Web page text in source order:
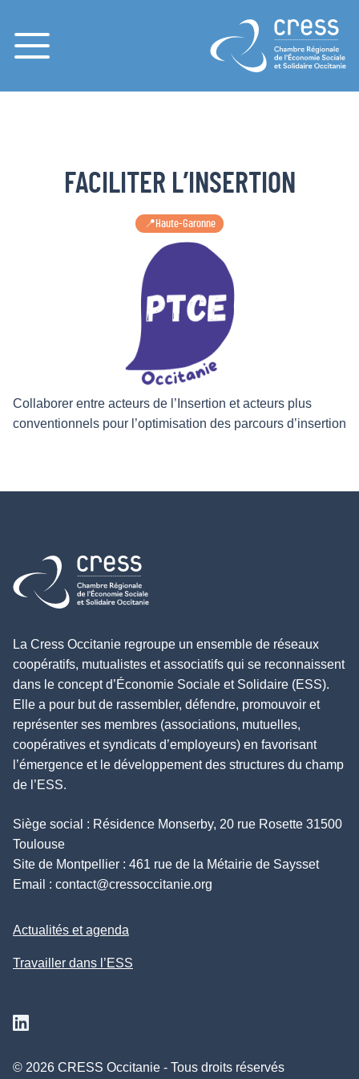
Menu
FACILITER L’INSERTION
📍Haute-Garonne
Collaborer entre acteurs de l’Insertion et acteurs plus
conventionnels pour l’optimisation des parcours d’insertion
Retour à l'accueil
La Cress Occitanie regroupe un ensemble de réseaux
coopératifs, mutualistes et associatifs qui se reconnaissent
dans le concept d’Économie Sociale et Solidaire (ESS).
Elle a pour but de rassembler, défendre, promouvoir et
représenter ses membres (associations, mutuelles,
coopératives et syndicats d’employeurs) en favorisant
l’émergence et le développement des structures du champ
de l’ESS.
Siège social : Résidence Monserby, 20 rue Rosette 31500
Toulouse
Site de Montpellier : 461 rue de la Métairie de Saysset
Email : contact@cressoccitanie.org
Actualités et agenda
Travailler dans l’ESS
© 2026 CRESS Occitanie - Tous droits réservés